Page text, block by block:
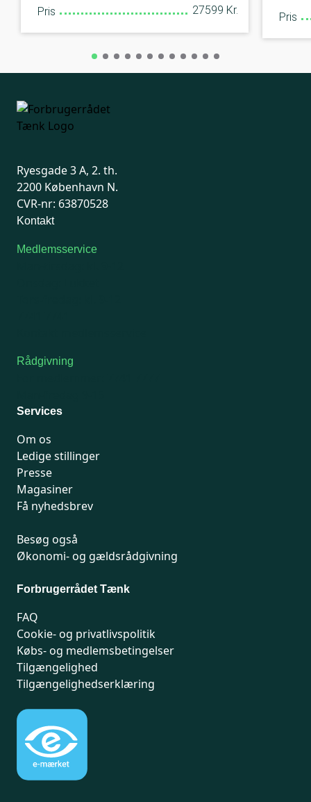
Pris 27599 Kr.
Pris
Ryesgade 3 A, 2. th.
2200 København N.
CVR-nr: 63870528
Kontakt
Medlemsservice
Rådgivning
Services
Om os
Ledige stillinger
Presse
Magasiner
Få nyhedsbrev
Besøg også
Økonomi- og gældsrådgivning
Forbrugerrådet Tænk
FAQ
Cookie- og privatlivspolitik
Købs- og medlemsbetingelser
Tilgængelighed
Tilgængelighedserklæring